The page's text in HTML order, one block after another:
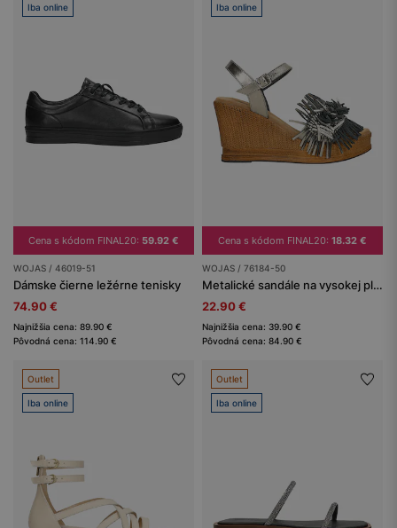
Iba online
Cena s kódom FINAL20: 59.92 €
WOJAS / 46019-51
Dámske čierne ležérne tenisky
74.90 €
Najnižšia cena: 89.90 €
Pôvodná cena: 114.90 €
Iba online
Cena s kódom FINAL20: 18.32 €
WOJAS / 76184-50
Metalické sandále na vysokej platforme s ozdobou na remienku
22.90 €
Najnižšia cena: 39.90 €
Pôvodná cena: 84.90 €
Outlet
Iba online
Outlet
Iba online